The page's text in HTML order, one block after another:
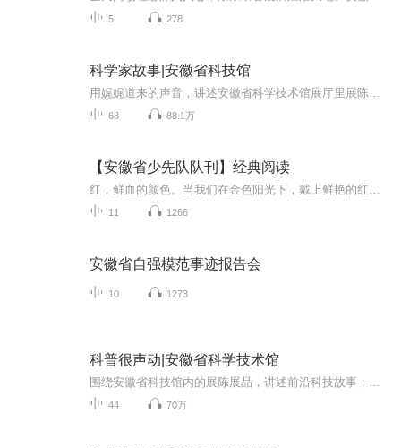
5 278
科学家故事|安徽省科技馆
68 88.1万
【安徽省少先队队刊】经典阅读
11 1266
安徽省自强模范事迹报告会
10 1273
科普很声动|安徽省科学技术馆
44 70万